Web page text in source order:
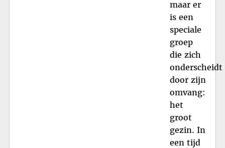
maar er
is een
speciale
groep
die zich
onderscheidt
door zijn
omvang:
het
groot
gezin. In
een tijd